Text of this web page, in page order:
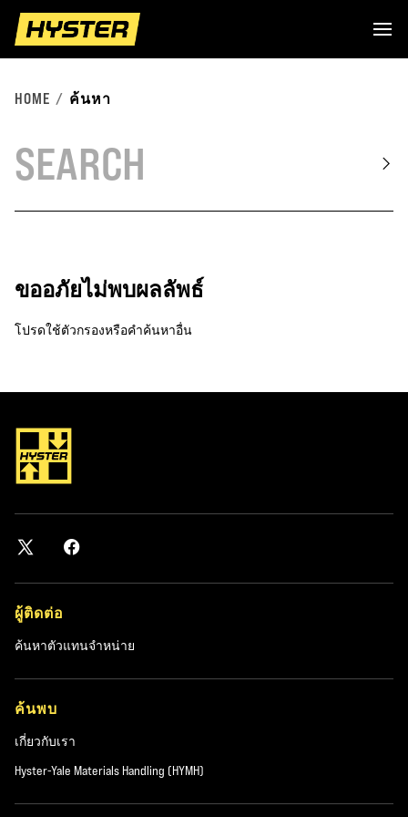
HOME ค้นหา
ขออภัยไม่พบผลลัพธ์
โปรดใช้ตัวกรองหรือคำค้นหาอื่น
ผู้ติดต่อ
ค้นหาตัวแทนจำหน่าย
ค้นพบ
เกี่ยวกับเรา
Hyster-Yale Materials Handling (HYMH)